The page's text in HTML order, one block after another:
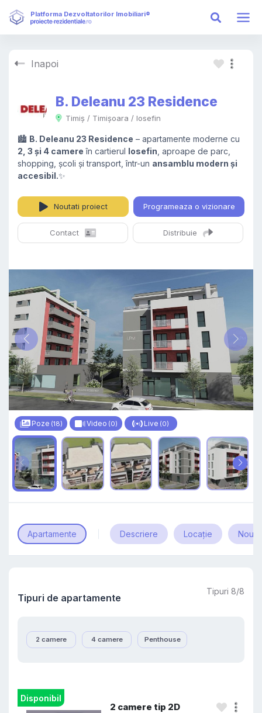
Platforma Dezvoltatorilor Imobiliari®
Inapoi
Poze (18) Video (0) Live (0)
Apartamente Descriere Locație
Tipuri de apartamente
Tipuri 8/8
2 camere 4 camere Penthouse
Disponibil
2 camere tip 2D
B. Deleanu 23 Residence
Timiș / Timișoara / Iosefin
🏙️ B. Deleanu 23 Residence – apartamente moderne cu
2, 3 și 4 camere în cartierul Iosefin , aproape de parc,
shopping, școli și transport, într-un ansamblu modern și
accesibil.✨
Noutati proiect Programeaza o vizionare
Contact Distribuie